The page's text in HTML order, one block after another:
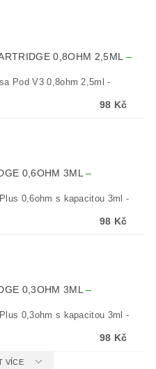
0,8OHM 2,5ML –
Pod V3 0,8ohm 2,5ml -
98 Kč
0,6OHM 3ML–
0,6ohm s kapacitou 3ml -
98 Kč
0,3OHM 3ML–
0,3ohm s kapacitou 3ml -
98 Kč
VÍCE